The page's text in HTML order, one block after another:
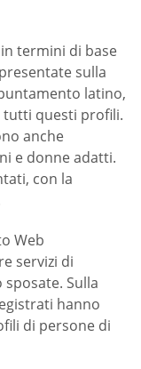
termini di base
sulla
latino,
tutti questi profili.
anche
e donne adatti.
con la
Web
servizi di
Sulla
hanno
di persone di